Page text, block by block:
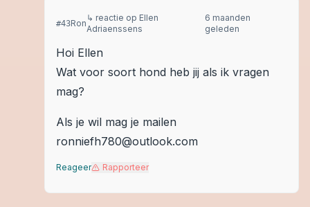
#43Ron
↳ reactie op Ellen
Adriaenssens
6 maanden
geleden
Hoi Ellen
Wat voor soort hond heb jij als ik vragen
mag?
Als je wil mag je mailen
ronniefh780@outlook.com
Reageer Rapporteer